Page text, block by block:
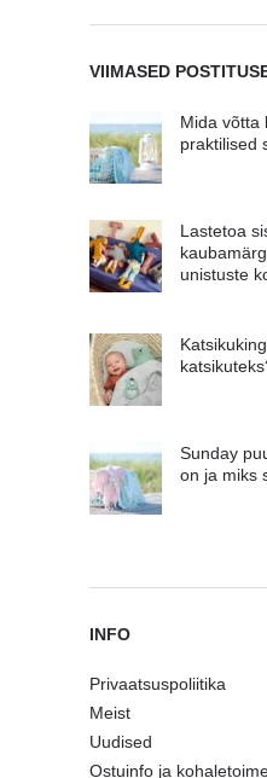
VIIMASED
Mida võtta
praktilised
Lastetoa
unistuste
Sunday
on ja miks
INFO
Privaatsuspoliitika
Meist
Uudised
Ostuinfo ja